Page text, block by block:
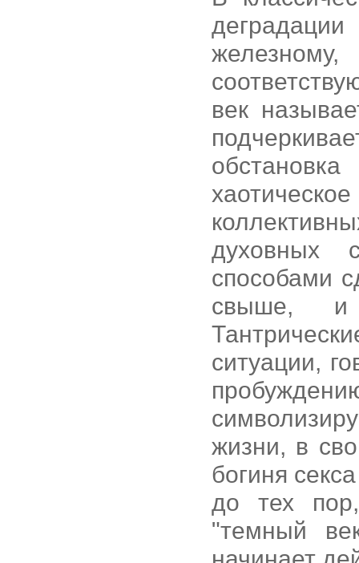
век
духовных
способами
свыше, и
ситуации,
жизни, в
богиня
до тех
"темный